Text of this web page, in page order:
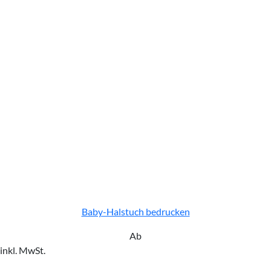
Baby-Halstuch bedrucken
Ab
inkl. MwSt.